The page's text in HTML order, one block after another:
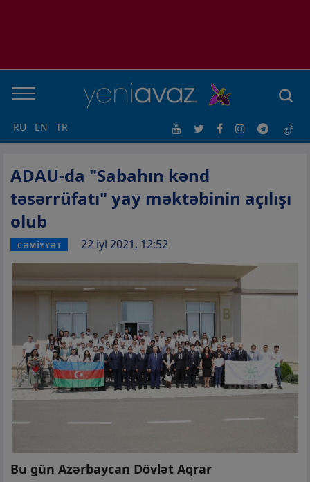
RU EN TR
ADAU-da "Sabahın kənd
təsərrüfatı" yay məktəbinin açılışı
olub
CƏMİYYƏT 22 iyl 2021, 12:52
Bu gün Azərbaycan Dövlət Aqrar